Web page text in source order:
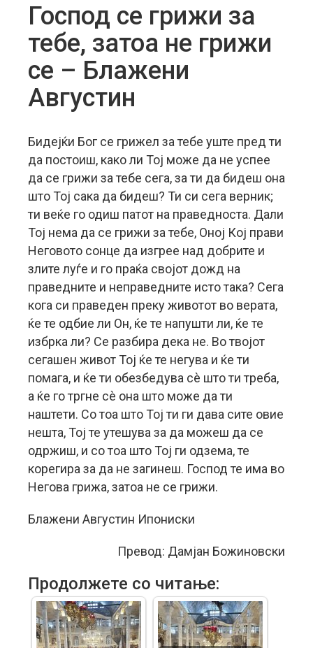
Господ се грижи за
тебе, затоа не грижи
се – Блажени
Августин
Бидејќи Бог се грижел за тебе уште пред ти
да постоиш, како ли Тој може да не успее
да се грижи за тебе сега, за ти да бидеш она
што Тој сака да бидеш? Ти си сега верник;
ти веќе го одиш патот на праведноста. Дали
Тој нема да се грижи за тебе, Оној Кој прави
Неговото сонце да изгрее над добрите и
злите луѓе и го праќа својот дожд на
праведните и неправедните исто така? Сега
кога си праведен преку животот во верата,
ќе те одбие ли Он, ќе те напушти ли, ќе те
избрка ли? Се разбира дека не. Во твојот
сегашен живот Тој ќе те негува и ќе ти
помага, и ќе ти обезбедува сè што ти треба,
а ќе го тргне сè она што може да ти
наштети. Со тоа што Тој ти ги дава сите овие
нешта, Тој те утешува за да можеш да се
одржиш, и со тоа што Тој ги одзема, те
корегира за да не загинеш. Господ те има во
Негова грижа, затоа не се грижи.
Блажени Августин Ипониски
Превод: Дамјан Божиновски
Продолжете со читање: